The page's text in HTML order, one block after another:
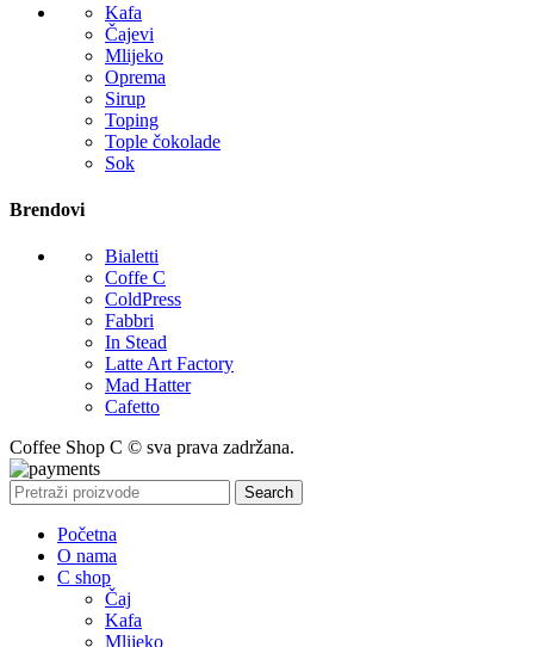
Kafa
Čajevi
Mlijeko
Oprema
Sirup
Toping
Tople čokolade
Sok
Brendovi
Bialetti
Coffe C
ColdPress
Fabbri
In Stead
Latte Art Factory
Mad Hatter
Cafetto
Coffee Shop C © sva prava zadržana.
Search
Početna
O nama
C shop
Čaj
Kafa
Mlijeko